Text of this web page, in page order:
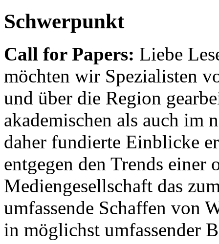
Schwerpunkt
Call for Papers: Liebe
möchten wir Spezialisten
und über die Region
akademischen als auch im
daher fundierte Einblicke
entgegen den Trends einer
Mediengesellschaft das
umfassende Schaffen von
in möglichst umfassender